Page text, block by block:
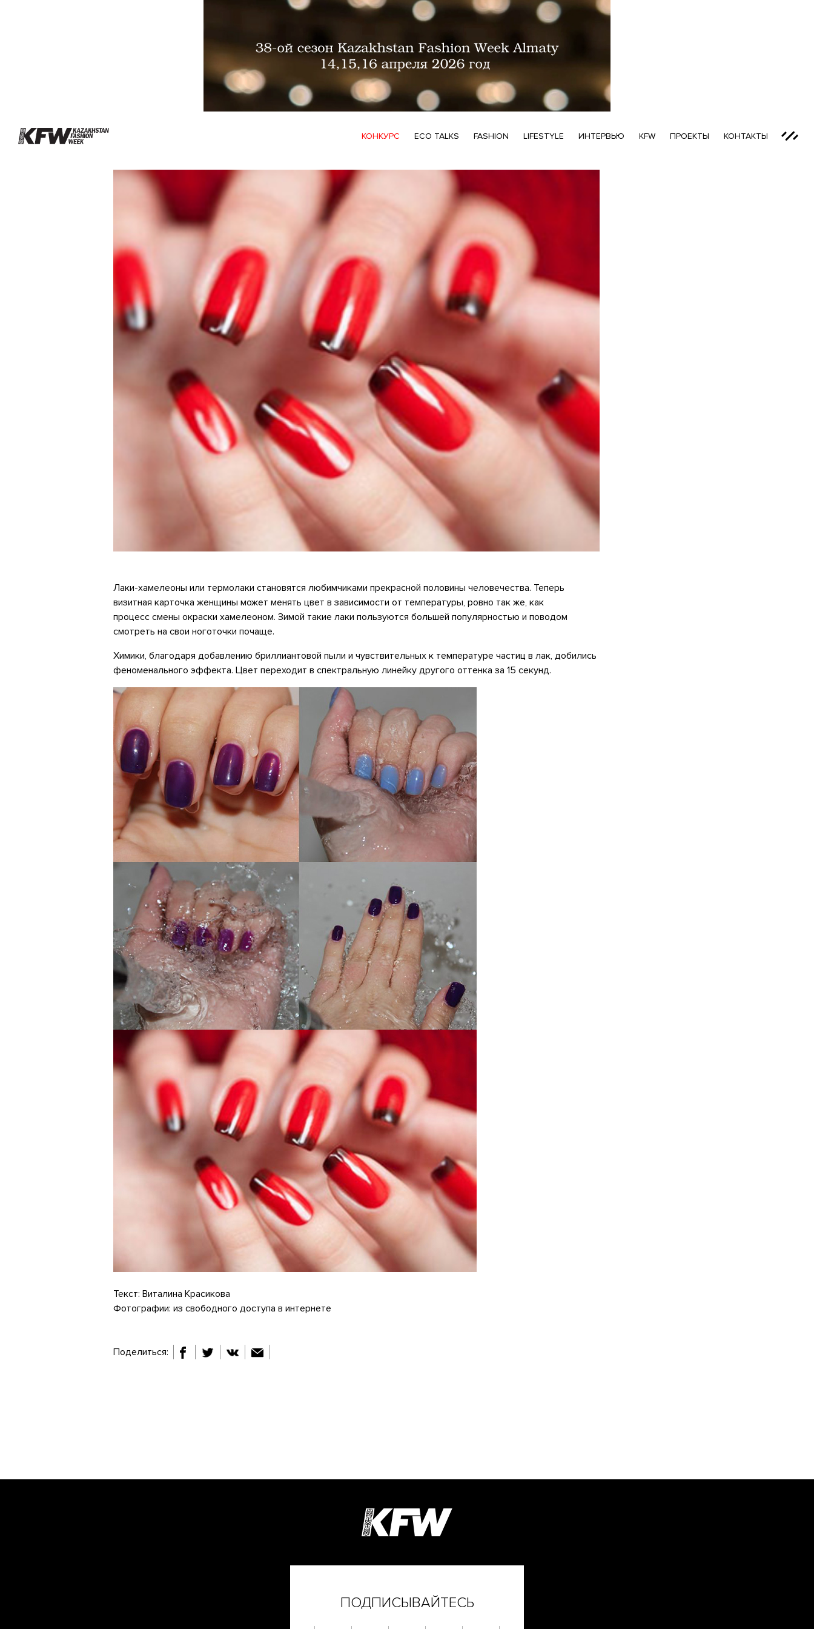
КОНКУРС ECO TALKS FASHION LIFESTYLE ИНТЕРВЬЮ KFW ПРОЕКТЫ КОНТАКТЫ
Лаки-хамелеоны или термолаки становятся любимчиками прекрасной половины человечества. Теперь
визитная карточка женщины может менять цвет в зависимости от температуры, ровно так же, как
процесс смены окраски хамелеоном. Зимой такие лаки пользуются большей популярностью и поводом
смотреть на свои ноготочки почаще.
Химики, благодаря добавлению бриллиантовой пыли и чувствительных к температуре частиц в лак, добились
феноменального эффекта. Цвет переходит в спектральную линейку другого оттенка за 15 секунд.
Текст: Виталина Красикова
Фотографии: из свободного доступа в интернете
Поделиться:
ПОДПИСЫВАЙТЕСЬ